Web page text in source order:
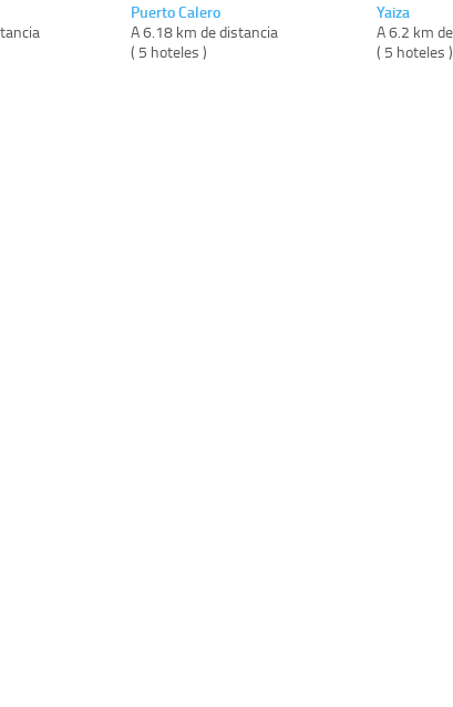
Puerto Calero
A 6.18 km de distancia
( 5 hoteles )
Yaiza
A 6.2 km
( 5 hoteles